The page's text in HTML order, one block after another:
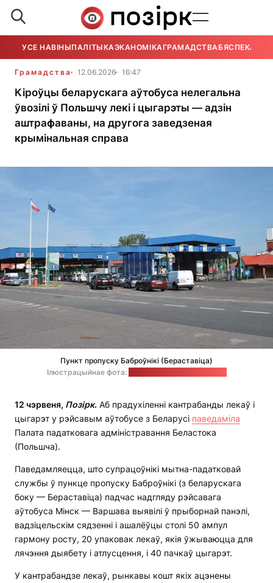
УСЕ НАВІНЫПАЛІТЫКАЭКАНОМІКАГРАМАДСТВАБЯСПЕКА
Грамадства 12.06.2026 16:47
Кіроўцы беларускага аўтобуса нелегальна
ўвозілі ў Польшчу лекі і цыгарэты — адзін
аштрафаваны, на другога заведзеная
крымінальная справа
Пункт пропуску Баброўнікі (Бераставіца)
Ілюстрацыйнае фота:
12 чэрвеня, Позірк. Аб прадухіленні кантрабанды лекаў і
цыгарэт у рэйсавым аўтобусе з Беларусі паведаміла
Палата падатковага адміністравання Беластока
(Польшча).
Паведамляецца, што супрацоўнікі мытна-падатковай
службы ў пункце пропуску Баброўнікі (з беларускага
боку — Бераставіца) падчас надгляду рэйсавага
аўтобуса Мінск — Варшава выявілі ў прыборнай панэлі,
вадзіцельскім сядзенні і ашалёўцы столі 50 ампул
гармону росту, 20 упаковак лекаў, якія ўжываюцца для
лячэння дыябету і атлусцення, і 40 пачкаў цыгарэт.
У кантрабандзе лекаў, рынкавы кошт якіх ацэнены